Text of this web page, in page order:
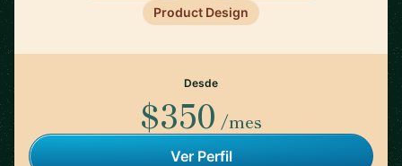
Product Design
Desde
$350 /mes
Ver Perfil